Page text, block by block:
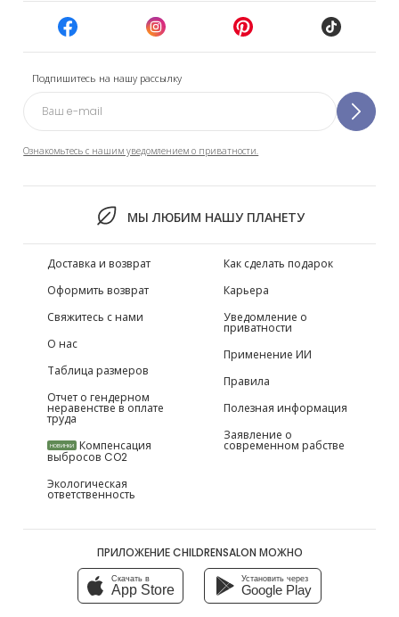
Подпишитесь на нашу рассылку
Ознакомьтесь с нашим уведомлением о приватности.
МЫ ЛЮБИМ НАШУ ПЛАНЕТУ
Доставка и возврат
Оформить возврат
Свяжитесь с нами
О нас
Таблица размеров
Отчет о гендерном
неравенстве в оплате
труда
НОВИНКИ Компенсация
выбросов CO2
Экологическая
ответственность
Как сделать подарок
Карьера
Уведомление о
приватности
Применение ИИ
Правила
Полезная информация
Заявление о
современном рабстве
ПРИЛОЖЕНИЕ CHILDRENSALON МОЖНО
Скачать в
App Store
Установить через
Google Play